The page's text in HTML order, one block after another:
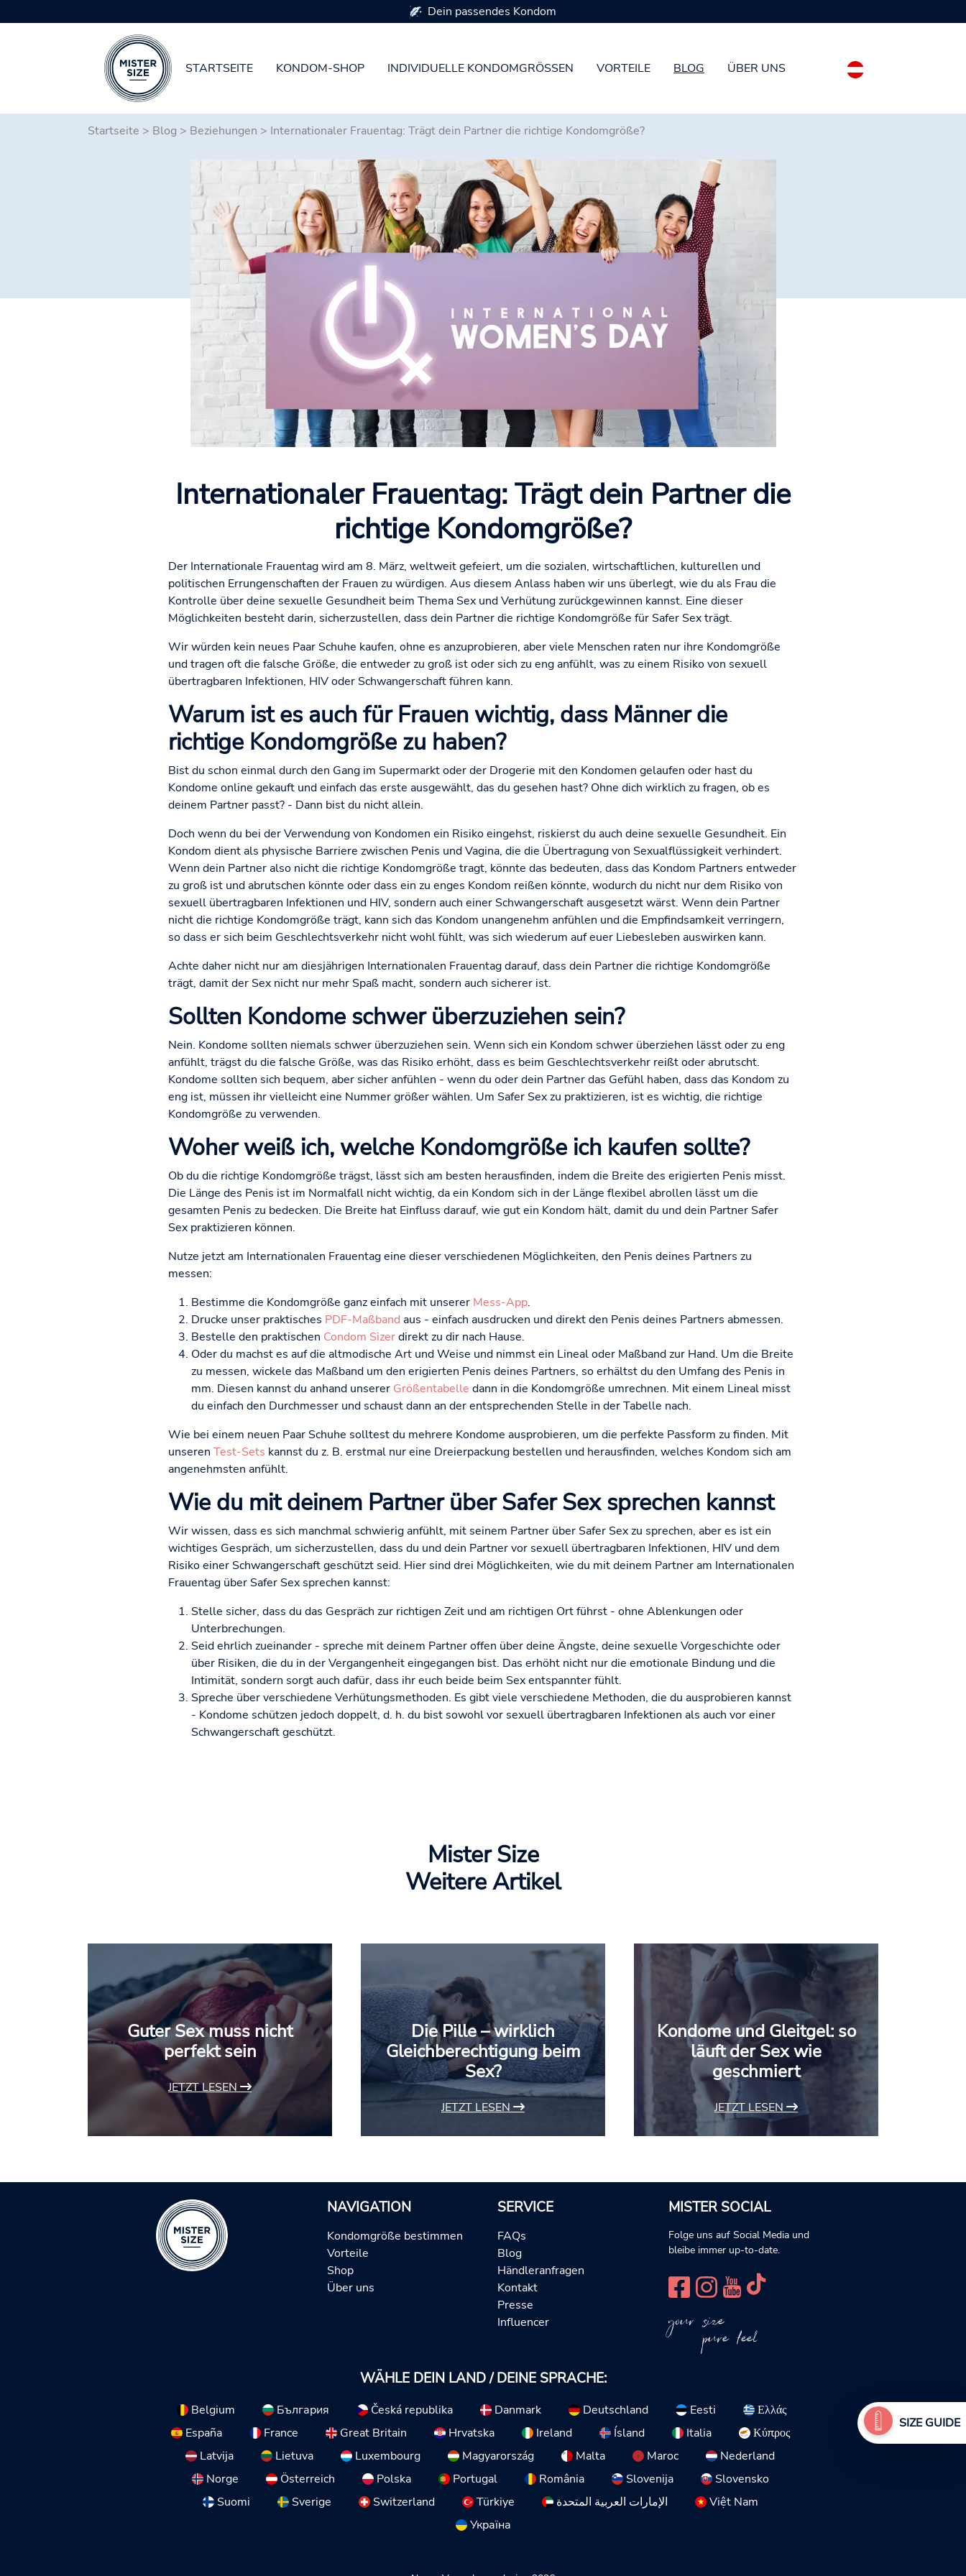
STARTSEITE KONDOM-SHOP INDIVIDUELLE KONDOMGRÖSSEN VORTEILE BLOG ÜBER UNS
Erhältlich in 7 Kondomgrößen
Startseite > Blog > Beziehungen > Internationaler Frauentag: Trägt dein Partner die richtige Kondomgröße?
Internationaler Frauentag: Trägt dein Partner die
richtige Kondomgröße?
Der Internationale Frauentag wird am 8. März, weltweit gefeiert, um die sozialen, wirtschaftlichen, kulturellen und
politischen Errungenschaften der Frauen zu würdigen. Aus diesem Anlass haben wir uns überlegt, wie du als Frau die
Kontrolle über deine sexuelle Gesundheit beim Thema Sex und Verhütung zurückgewinnen kannst. Eine dieser
Möglichkeiten besteht darin, sicherzustellen, dass dein Partner die richtige Kondomgröße für Safer Sex trägt.
Wir würden kein neues Paar Schuhe kaufen, ohne es anzuprobieren, aber viele Menschen raten nur ihre Kondomgröße
und tragen oft die falsche Größe, die entweder zu groß ist oder sich zu eng anfühlt, was zu einem Risiko von sexuell
übertragbaren Infektionen, HIV oder Schwangerschaft führen kann.
Warum ist es auch für Frauen wichtig, dass Männer die
richtige Kondomgröße zu haben?
Bist du schon einmal durch den Gang im Supermarkt oder der Drogerie mit den Kondomen gelaufen oder hast du
Kondome online gekauft und einfach das erste ausgewählt, das du gesehen hast? Ohne dich wirklich zu fragen, ob es
deinem Partner passt? - Dann bist du nicht allein.
Doch wenn du bei der Verwendung von Kondomen ein Risiko eingehst, riskierst du auch deine sexuelle Gesundheit. Ein
Kondom dient als physische Barriere zwischen Penis und Vagina, die die Übertragung von Sexualflüssigkeit verhindert.
Wenn dein Partner also nicht die richtige Kondomgröße tragt, könnte das bedeuten, dass das Kondom Partners entweder
zu groß ist und abrutschen könnte oder dass ein zu enges Kondom reißen könnte, wodurch du nicht nur dem Risiko von
sexuell übertragbaren Infektionen und HIV, sondern auch einer Schwangerschaft ausgesetzt wärst. Wenn dein Partner
nicht die richtige Kondomgröße trägt, kann sich das Kondom unangenehm anfühlen und die Empfindsamkeit verringern,
so dass er sich beim Geschlechtsverkehr nicht wohl fühlt, was sich wiederum auf euer Liebesleben auswirken kann.
Achte daher nicht nur am diesjährigen Internationalen Frauentag darauf, dass dein Partner die richtige Kondomgröße
trägt, damit der Sex nicht nur mehr Spaß macht, sondern auch sicherer ist.
Sollten Kondome schwer überzuziehen sein?
Nein. Kondome sollten niemals schwer überzuziehen sein. Wenn sich ein Kondom schwer überziehen lässt oder zu eng
anfühlt, trägst du die falsche Größe, was das Risiko erhöht, dass es beim Geschlechtsverkehr reißt oder abrutscht.
Kondome sollten sich bequem, aber sicher anfühlen - wenn du oder dein Partner das Gefühl haben, dass das Kondom zu
eng ist, müssen ihr vielleicht eine Nummer größer wählen. Um Safer Sex zu praktizieren, ist es wichtig, die richtige
Kondomgröße zu verwenden.
Woher weiß ich, welche Kondomgröße ich kaufen sollte?
Ob du die richtige Kondomgröße trägst, lässt sich am besten herausfinden, indem die Breite des erigierten Penis misst.
Die Länge des Penis ist im Normalfall nicht wichtig, da ein Kondom sich in der Länge flexibel abrollen lässt um die
gesamten Penis zu bedecken. Die Breite hat Einfluss darauf, wie gut ein Kondom hält, damit du und dein Partner Safer
Sex praktizieren können.
Nutze jetzt am Internationalen Frauentag eine dieser verschiedenen Möglichkeiten, den Penis deines Partners zu
messen:
Bestimme die Kondomgröße ganz einfach mit unserer Mess-App.
Drucke unser praktisches PDF-Maßband aus - einfach ausdrucken und direkt den Penis deines Partners abmessen.
Bestelle den praktischen Condom Sizerdirekt zu dir nach Hause.
Oder du machst es auf die altmodische Art und Weise und nimmst ein Lineal oder Maßband zur Hand. Um die Breite
zu messen, wickele das Maßband um den erigierten Penis deines Partners, so erhältst du den Umfang des Penis in
mm. Diesen kannst du anhand unserer Größentabelle dann in die Kondomgröße umrechnen. Mit einem Lineal misst
du einfach den Durchmesser und schaust dann an der entsprechenden Stelle in der Tabelle nach.
Wie bei einem neuen Paar Schuhe solltest du mehrere Kondome ausprobieren, um die perfekte Passform zu finden. Mit
unseren Test-Sets kannst du z. B. erstmal nur eine Dreierpackung bestellen und herausfinden, welches Kondom sich am
angenehmsten anfühlt.
Wie du mit deinem Partner über Safer Sex sprechen kannst
Wir wissen, dass es sich manchmal schwierig anfühlt, mit seinem Partner über Safer Sex zu sprechen, aber es ist ein
wichtiges Gespräch, um sicherzustellen, dass du und dein Partner vor sexuell übertragbaren Infektionen, HIV und dem
Risiko einer Schwangerschaft geschützt seid. Hier sind drei Möglichkeiten, wie du mit deinem Partner am Internationalen
Frauentag über Safer Sex sprechen kannst:
Stelle sicher, dass du das Gespräch zur richtigen Zeit und am richtigen Ort führst - ohne Ablenkungen oder
Unterbrechungen.
Seid ehrlich zueinander - spreche mit deinem Partner offen über deine Ängste, deine sexuelle Vorgeschichte oder
über Risiken, die du in der Vergangenheit eingegangen bist. Das erhöht nicht nur die emotionale Bindung und die
Intimität, sondern sorgt auch dafür, dass ihr euch beide beim Sex entspannter fühlt.
Spreche über verschiedene Verhütungsmethoden. Es gibt viele verschiedene Methoden, die du ausprobieren kannst
- Kondome schützen jedoch doppelt, d. h. du bist sowohl vor sexuell übertragbaren Infektionen als auch vor einer
Schwangerschaft geschützt.
Mister Size
Weitere Artikel
Guter Sex muss nicht
perfekt sein
JETZT LESEN
Die Pille – wirklich
Gleichberechtigung beim
Sex?
JETZT LESEN
Kondome und Gleitgel: so
läuft der Sex wie
geschmiert
JETZT LESEN
NAVIGATION
Kondomgröße bestimmen
Vorteile
Shop
Über uns
SERVICE
FAQs
Blog
Händleranfragen
Kontakt
Presse
Influencer
MISTER SOCIAL
Folge uns auf Social Media und
bleibe immer up-to-date.
your size
pure feel
WÄHLE DEIN LAND / DEINE SPRACHE:
Belgium България Česká republika Danmark Deutschland Eesti
Ελλάς
España
France Great Britain Hrvatska Ireland Ísland Italia
Κύπρος
Latvija
Lietuva Luxembourg Magyarország Malta Maroc
Nederland
Norge
Österreich Polska Portugal România Slovenija
Slovensko
Suomi
Sverige Switzerland Türkiye الإمارات العربية المتحدة
Việt Nam
Україна
SIZE GUIDE